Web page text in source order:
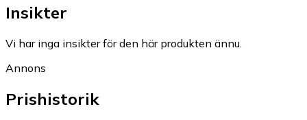
Insikter
Vi har inga insikter för den här produkten ännu.
Annons
Prishistorik